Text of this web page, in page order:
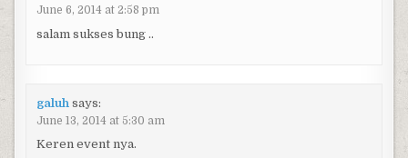
June 6, 2014 at 2:58 pm
salam sukses bung ..
galuh says:
June 13, 2014 at 5:30 am
Keren event nya.